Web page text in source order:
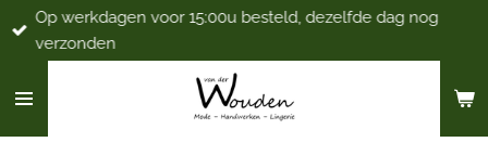
Ga
direct
de
Op werkdagen voor 15:00u besteld, dezelfde dag nog
verzonden